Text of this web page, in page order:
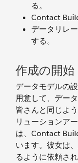
る。
Contact
データリレ
する。
作成の開始
データモデルの
用意して、デー
皆さんと同じよ
リューションア
は、Contact
います。彼女は
るように依頼さ